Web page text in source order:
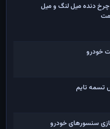
دنده میل لنگ و میل
خودرو
تسمه تایم
سنسورهای خودرو